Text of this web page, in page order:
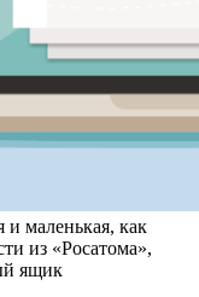
и маленькая, как
из «Росатома»,
ящик